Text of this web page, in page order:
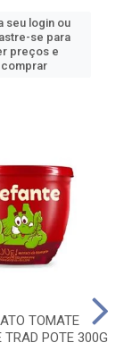
seu login ou
se para
preços e
comprar
TOMATE
TRAD POTE 300G